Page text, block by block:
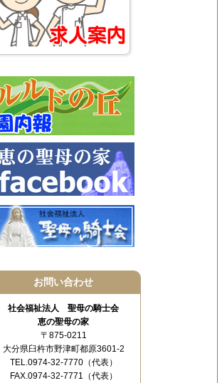
お問い合わせ
社会福祉法人 聖母の騎士会
恵の聖母の家
〒875-0211
大分県臼杵市野津町都原3601-2
TEL.0974-32-7770（代表）
FAX.0974-32-7771（代表）